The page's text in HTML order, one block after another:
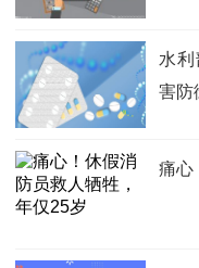
水
害防
痛心